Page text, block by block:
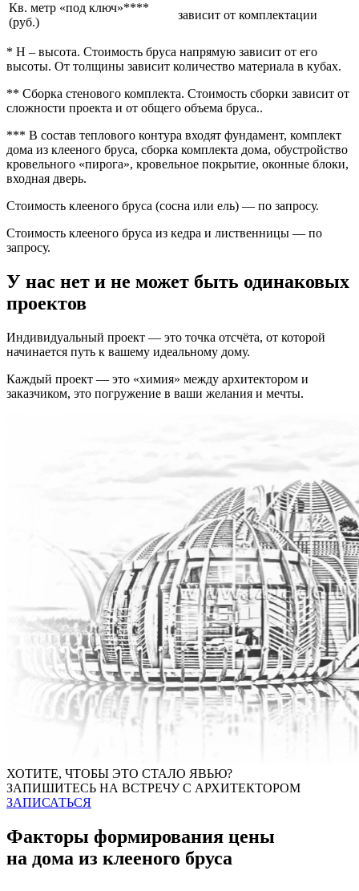
Кв. метр «под ключ»****
(руб.)
зависит от комплектации
* H – высота. Стоимость бруса напрямую зависит от его
высоты. От толщины зависит количество материала в кубах.
** Сборка стенового комплекта. Стоимость сборки зависит от
сложности проекта и от общего объема бруса..
*** В состав теплового контура входят фундамент, комплект
дома из клееного бруса, сборка комплекта дома, обустройство
кровельного «пирога», кровельное покрытие, оконные блоки,
входная дверь.
Стоимость клееного бруса (сосна или ель) — по запросу.
Стоимость клееного бруса из кедра и лиственницы — по
запросу.
У нас нет и не может быть одинаковых
проектов
Индивидуальный проект — это точка отсчёта, от которой
начинается путь к вашему идеальному дому.
Каждый проект — это «химия» между архитектором и
заказчиком, это погружение в ваши желания и мечты.
ХОТИТЕ, ЧТОБЫ ЭТО СТАЛО ЯВЬЮ?
ЗАПИШИТЕСЬ НА ВСТРЕЧУ С АРХИТЕКТОРОМ
ЗАПИСАТЬСЯ
Факторы формирования цены
на дома из клееного бруса